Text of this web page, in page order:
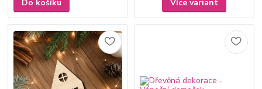
Do košíku Více variant